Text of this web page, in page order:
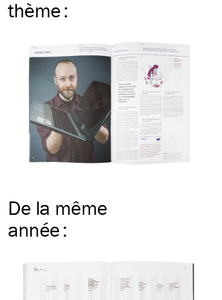
thème:
De la même
année: